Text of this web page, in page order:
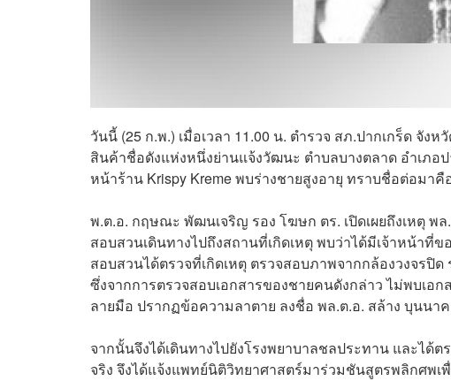
วันนี้ (25 ก.พ.) เมื่อเวลา 11.00 น. ตำรวจ สภ.ปากเกร็ด จั
สินค้าชื่อดังแห่งหนึ่งย่านแจ้งวัฒนะ ตำบลบางตลาด อำเภอ
หน้าร้าน Krispy Kreme พบร่างชายสูงอายุ ทราบชื่อต่อมา
พ.ต.อ. กฤษณะ พัฒนเจริญ รอง โฆษก ตร. เปิดเผยถึงเหตุ พ
สอบสวนเดินทางไปถึงสถานที่เกิดเหตุ พบว่าได้มีเจ้าหน้าที่
สอบสวนได้ตรวจที่เกิดเหตุ ตรวจสอบภาพจากกล้องวงจรปิ
ซึ่งจากการตรวจสอบเอกสารของชายคนดังกล่าว ไม่พบเอ
ลายมือ ปรากฏข้อความลาตาย ลงชื่อ พล.ต.อ. สล้าง บุนนา
จากนั้นจึงได้เดินทางไปยังโรงพยาบาลชลประทาน และไ
จริง จึงได้แจ้งแพทย์นิติวิทยาศาสตร์มาร่วมชันสูตรพลิกศพเ